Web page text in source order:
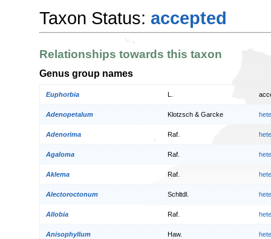
Taxon Status: accepted
Relationships towards this taxon
Genus group names
Euphorbia
Adenopetalum Klotzsch & Garcke
Adenorima Raf.
Agaloma Raf.
Aklema Raf.
Alectoroctonum Schltdl.
Allobia Raf.
Anisophyllum Haw.